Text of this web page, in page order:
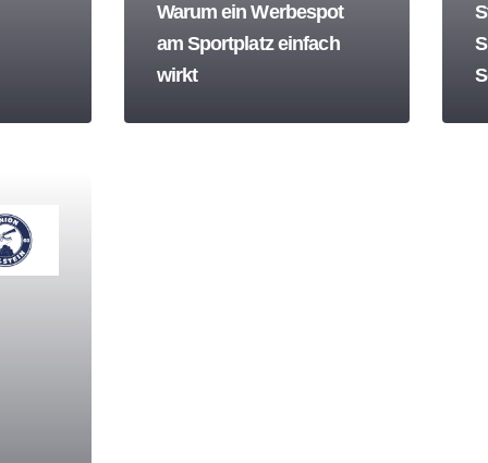
Warum ein Werbespot
am Sportplatz einfach
wirkt